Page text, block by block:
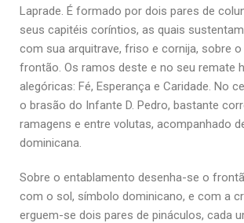
Laprade. É formado por dois pares de
seus capitéis coríntios, as quais
com sua arquitrave, friso e cornija, sobre
frontão. Os ramos deste e no seu remate
alegóricas: Fé, Esperança e Caridade. No
o brasão do Infante D. Pedro, bastante
ramagens e entre volutas, acompanhado
dominicana.
Sobre o entablamento desenha-se o
com o sol, símbolo dominicano, e com a
erguem-se dois pares de pináculos, cada